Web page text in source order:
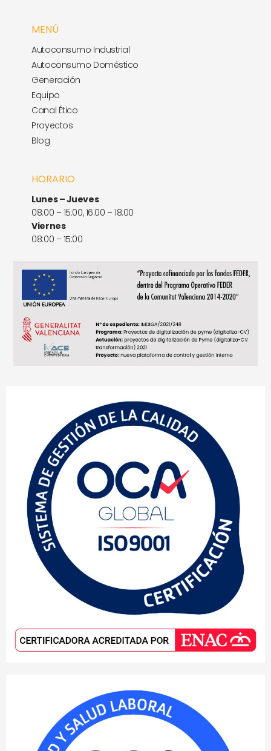
MENÚ
Autoconsumo Industrial
Autoconsumo Doméstico
Generación
Equipo
Canal Ético
Proyectos
Blog
HORARIO
Lunes – Jueves
08:00 – 15:00, 16:00 – 18:00
Viernes
08:00 – 15:00